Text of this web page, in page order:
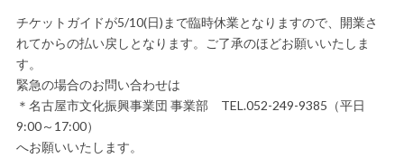
チケットガイドが5/10(日)まで臨時休業となりますので、開業さ
れてからの払い戻しとなります。ご了承のほどお願いいたしま
す。
緊急の場合のお問い合わせは
＊名古屋市文化振興事業団 事業部 TEL.052-249-9385（平日
9:00～17:00）
へお願いいたします。